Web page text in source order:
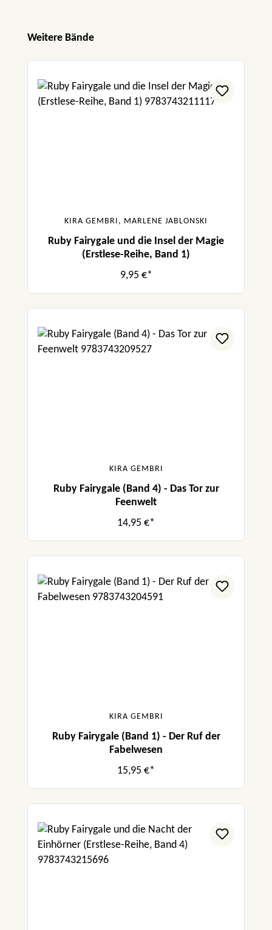
Produktgalerie überspringen
Weitere Bände
KIRA GEMBRI, MARLENE JABLONSKI
Ruby Fairygale und die Insel der Magie
(Erstlese-Reihe, Band 1)
9,95 €*
KIRA GEMBRI
Ruby Fairygale (Band 4) - Das Tor zur
Feenwelt
14,95 €*
KIRA GEMBRI
Ruby Fairygale (Band 1) - Der Ruf der
Fabelwesen
15,95 €*